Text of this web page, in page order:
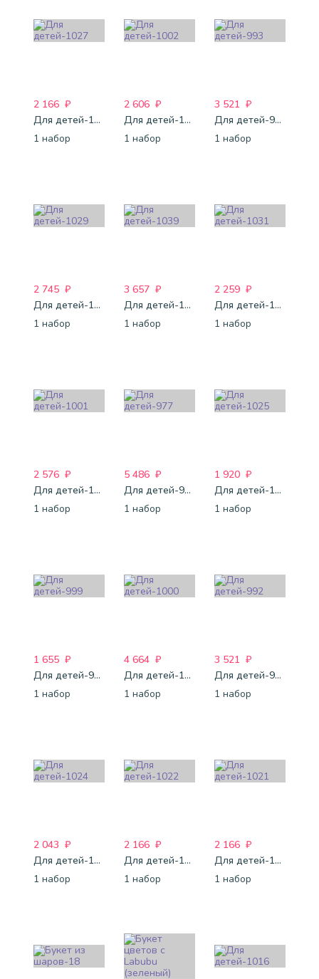
2 166 ₽
Для детей-1027
1 набор
2 606 ₽
Для детей-1002
1 набор
3 521 ₽
Для детей-993
1 набор
2 745 ₽
Для детей-1029
1 набор
3 657 ₽
Для детей-1039
1 набор
2 259 ₽
Для детей-1031
1 набор
2 576 ₽
Для детей-1001
1 набор
5 486 ₽
Для детей-977
1 набор
1 920 ₽
Для детей-1025
1 набор
1 655 ₽
Для детей-999
1 набор
4 664 ₽
Для детей-1000
1 набор
3 521 ₽
Для детей-992
1 набор
2 043 ₽
Для детей-1024
1 набор
2 166 ₽
Для детей-1022
1 набор
2 166 ₽
Для детей-1021
1 набор